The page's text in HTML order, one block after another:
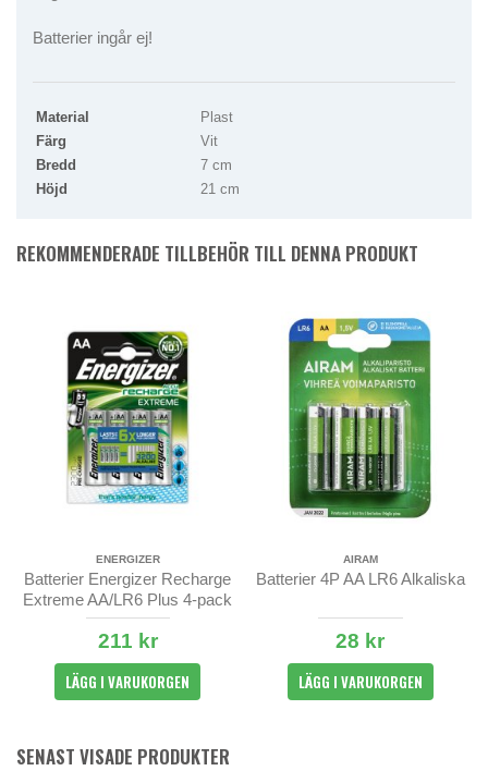
​Batterier ingår ej!
Material
Plast
Färg
Vit
Bredd
7 cm
Höjd
21 cm
REKOMMENDERADE TILLBEHÖR TILL DENNA PRODUKT
ENERGIZER
Batterier Energizer Recharge
Extreme AA/LR6 Plus 4-pack
211 kr
LÄGG I VARUKORGEN
AIRAM
Batterier 4P AA LR6 Alkaliska
28 kr
LÄGG I VARUKORGEN
SENAST VISADE PRODUKTER